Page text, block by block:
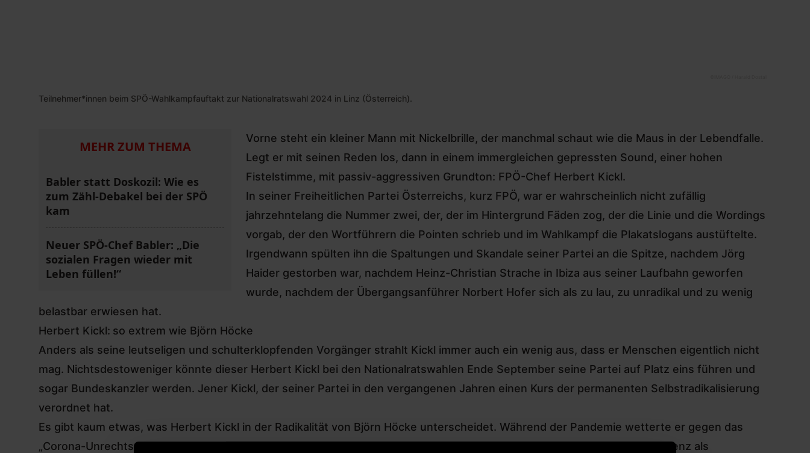
Teilnehmer*innen beim SPÖ-Wahlkampfauftakt zur Nationalratswahl 2024 in Linz (Österreich).
MEHR ZUM THEMA
Babler statt Doskozil: Wie es
zum Zähl-Debakel bei der SPÖ
kam
Neuer SPÖ-Chef Babler: „Die
sozialen Fragen wieder mit
Leben füllen!“
Vorne steht ein kleiner Mann mit Nickelbrille, der manchmal schaut wie die Maus in der Lebendfalle.
Legt er mit seinen Reden los, dann in einem immergleichen gepressten Sound, einer hohen
Fistelstimme, mit passiv-aggressiven Grundton: FPÖ-Chef Herbert Kickl.
In seiner Freiheitlichen Partei Österreichs, kurz FPÖ, war er wahrscheinlich nicht zufällig
jahrzehntelang die Nummer zwei, der, der im Hintergrund Fäden zog, der die Linie und die Wordings
vorgab, der den Wortführern die Pointen schrieb und im Wahlkampf die Plakatslogans austüftelte.
Irgendwann spülten ihn die Spaltungen und Skandale seiner Partei an die Spitze, nachdem Jörg
Haider gestorben war, nachdem Heinz-Christian Strache in Ibiza aus seiner Laufbahn geworfen
wurde, nachdem der Übergangsanführer Norbert Hofer sich als zu lau, zu unradikal und zu wenig
belastbar erwiesen hat.
Herbert Kickl: so extrem wie Björn Höcke
Anders als seine leutseligen und schulterklopfenden Vorgänger strahlt Kickl immer auch ein wenig aus, dass er Menschen eigentlich nicht
mag. Nichtsdestoweniger könnte dieser Herbert Kickl bei den Nationalratswahlen Ende September seine Partei auf Platz eins führen und
sogar Bundeskanzler werden. Jener Kickl, der seiner Partei in den vergangenen Jahren einen Kurs der permanenten Selbstradikalisierung
verordnet hat.
Es gibt kaum etwas, was Herbert Kickl in der Radikalität von Björn Höcke unterscheidet. Während der Pandemie wetterte er gegen das
„Corona-Unrechtsregime“, führte sogar Demonstrationen an. Stets polemisiert er in Superlativen, bezeichnet die Konkurrenz als